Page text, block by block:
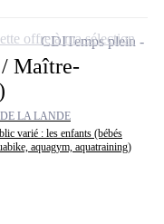
/ Maître-
LA LANDE
varié : les enfants (bébés
aquagym, aquatraining)
CDITemps plein
offre à ma sélection